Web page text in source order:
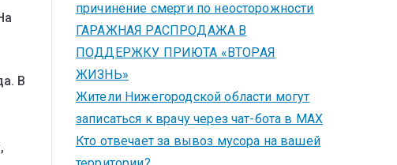
В
причинение смерти по неосторожности
ГАРАЖНАЯ РАСПРОДАЖА В
ПОДДЕРЖКУ ПРИЮТА «ВТОРАЯ
ЖИЗНЬ»
Жители Нижегородской области могут
записаться к врачу через чат-бота в MAX
Кто отвечает за вывоз мусора на вашей